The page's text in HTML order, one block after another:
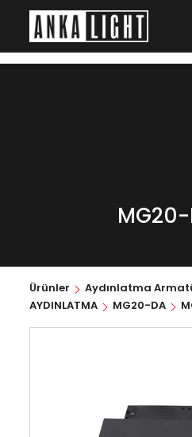
MG20-
Ürünler Aydınlatma
AYDINLATMA
MG20-DA